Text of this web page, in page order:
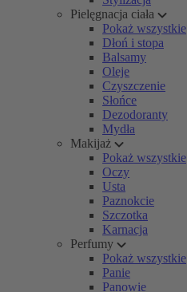
Pielęgnacja ciała
Pokaż wszystkie
Dłoń i stopa
Balsamy
Oleje
Czyszczenie
Słońce
Dezodoranty
Mydła
Makijaż
Pokaż wszystkie
Oczy
Usta
Paznokcie
Szczotka
Karnacja
Perfumy
Pokaż wszystkie
Panie
Panowie